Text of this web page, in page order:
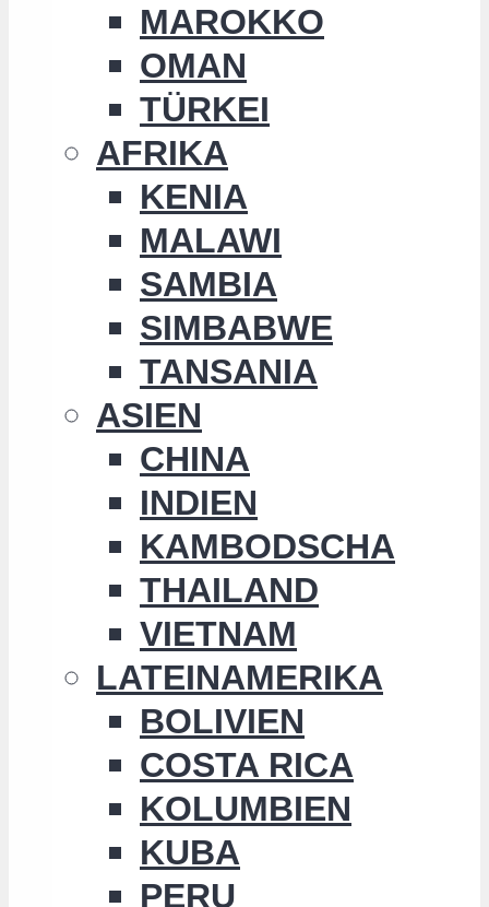
MAROKKO
OMAN
TÜRKEI
AFRIKA
KENIA
MALAWI
SAMBIA
SIMBABWE
TANSANIA
ASIEN
CHINA
INDIEN
KAMBODSCHA
THAILAND
VIETNAM
LATEINAMERIKA
BOLIVIEN
COSTA RICA
KOLUMBIEN
KUBA
PERU